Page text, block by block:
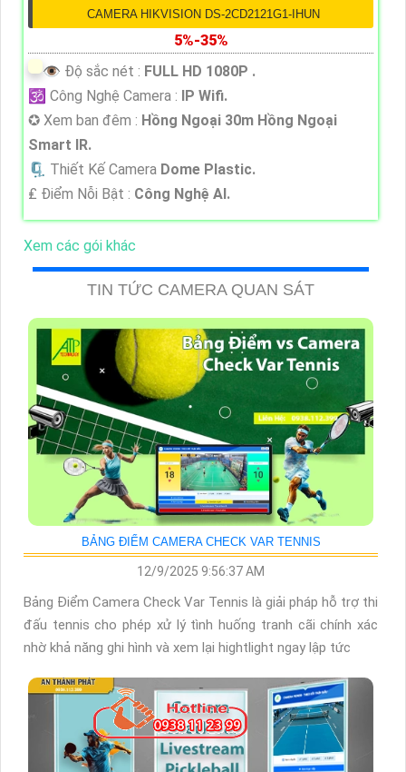
CAMERA HIKVISION DS-2CD2121G1-IHUN
5%-35%
👁 Độ sắc nét : FULL HD 1080P .
🕉️ Công Nghệ Camera : IP Wifi.
✪ Xem ban đêm : Hồng Ngoại 30m Hồng Ngoại
Smart IR.
🗜️ Thiết Kế Camera Dome Plastic.
️₤ Điểm Nỗi Bật : Công Nghệ AI.
Xem các gói khác
TIN TỨC CAMERA QUAN SÁT
BẢNG ĐIỂM CAMERA CHECK VAR TENNIS
12/9/2025 9:56:37 AM
Bảng Điểm Camera Check Var Tennis là giải pháp hỗ trợ thi
đấu tennis cho phép xử lý tình huống tranh cãi chính xác
nhờ khả năng ghi hình và xem lại hightlight ngay lập tức